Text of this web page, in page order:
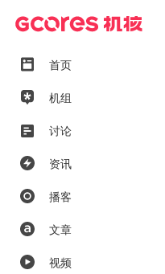
首页
机组
讨论
资讯
播客
文章
视频